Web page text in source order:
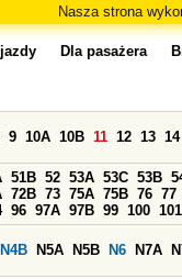
Nasza strona
Dla pasażera
9 10A 10B 11 12 13 14
51B 52 53A 53C 53B
72B 73 75A 75B 76 77
96 97A 97B 99 100 101
N4B N5A N5B N6 N7A